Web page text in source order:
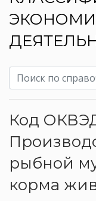
Код
рыбной
корма